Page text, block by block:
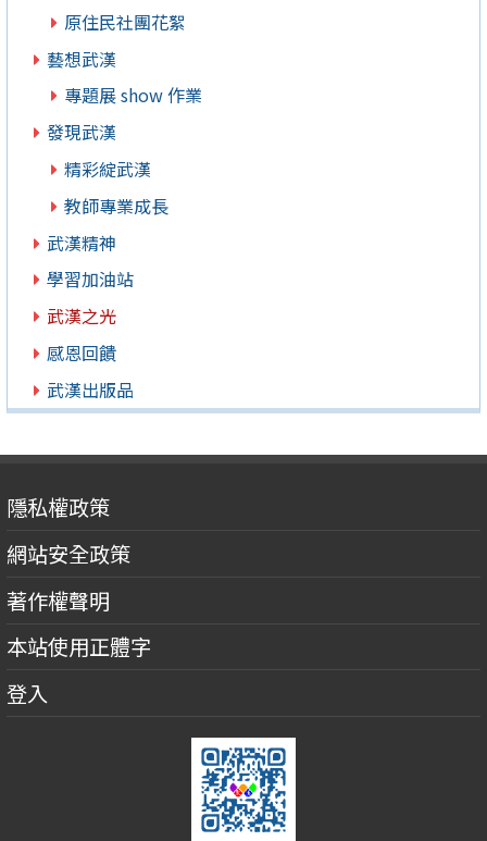
原住民社團花絮
藝想武漢
專題展 show 作業
發現武漢
精彩綻武漢
教師專業成長
武漢精神
學習加油站
武漢之光
感恩回饋
武漢出版品
隱私權政策
網站安全政策
著作權聲明
本站使用正體字
登入